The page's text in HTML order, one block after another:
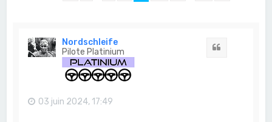
Nordschleife
Pilote Platinium
03 juin 2024, 17:49